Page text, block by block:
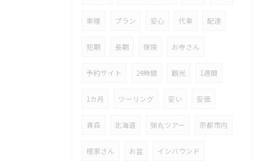
車種 プラン 安心 代車 配達
短期 長期 保険 お寺さん
予約サイト 24時間 観光 1週間
1カ月 ツーリング 安い 安価
青森 北海道 弾丸ツアー 京都市内
檀家さん お盆 インバウンド